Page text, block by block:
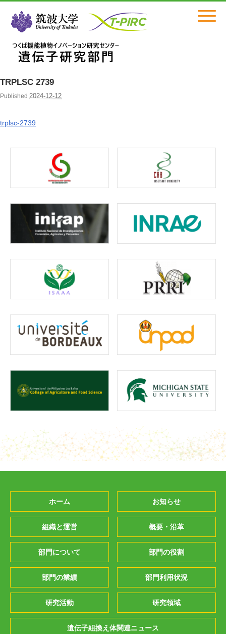
Click
TRPLSC 2739
Published 2024-12-12
trplsc-2739
ホーム お知らせ
組織と運営 概要・沿革
部門について 部門の役割
部門の業績 部門利用状況
研究活動 研究領域
遺伝子組換え体関連ニュース